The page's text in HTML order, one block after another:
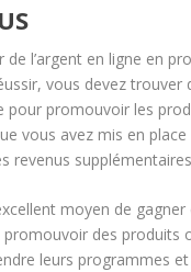
de l’argent en ligne en
vous devez
promouvoir les
vous avez mis en
revenus
moyen de
des
leurs programmes